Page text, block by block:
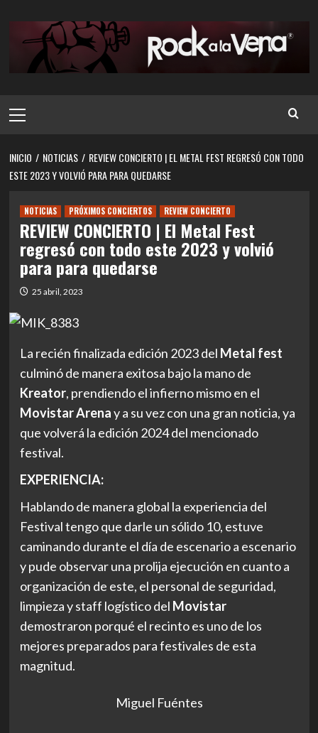
contenido
principal
INICIO NOTICIAS
REVIEW CONCIERTO | EL METAL FEST REGRESÓ CON TODO
ESTE 2023 Y VOLVIÓ PARA PARA QUEDARSE
NOTICIAS PRÓXIMOS CONCIERTOS REVIEW CONCIERTO
REVIEW CONCIERTO | El Metal Fest
regresó con todo este 2023 y volvió
para para quedarse
25 abril, 2023
La recién finalizada edición 2023 del Metal fest
culminó de manera exitosa bajo la mano de
Kreator, prendiendo el infierno mismo en el
Movistar Arenay a su vez con una gran noticia, ya
que volverá la edición 2024 del mencionado
festival.
EXPERIENCIA:
Hablando de manera global la experiencia del
Festival tengo que darle un sólido 10, estuve
caminando durante el día de escenario a escenario
y pude observar una prolija ejecución en cuanto a
organización de este, el personal de seguridad,
limpieza y staff logístico del Movistar
demostraron porqué el recinto es uno de los
mejores preparados para festivales de esta
magnitud.
Miguel Fuéntes